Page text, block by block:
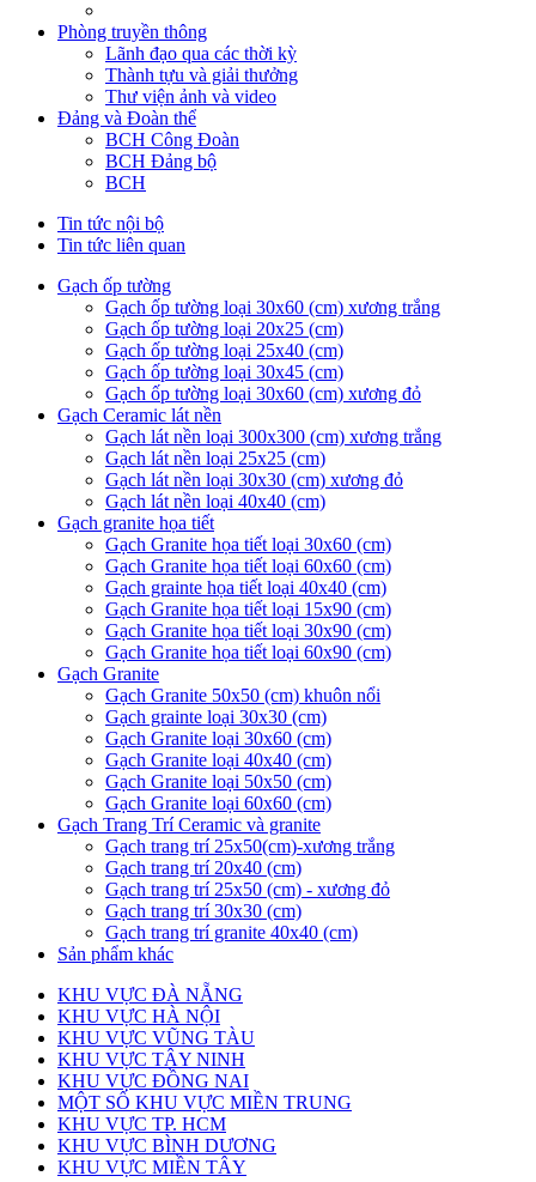
Phòng truyền thông
Lãnh đạo qua các thời kỳ
Thành tựu và giải thưởng
Thư viện ảnh và video
Đảng và Đoàn thể
BCH Công Đoàn
BCH Đảng bộ
BCH
Tin tức nội bộ
Tin tức liên quan
Gạch ốp tường
Gạch ốp tường loại 30x60 (cm) xương trắng
Gạch ốp tường loại 20x25 (cm)
Gạch ốp tường loại 25x40 (cm)
Gạch ốp tường loại 30x45 (cm)
Gạch ốp tường loại 30x60 (cm) xương đỏ
Gạch Ceramic lát nền
Gạch lát nền loại 300x300 (cm) xương trắng
Gạch lát nền loại 25x25 (cm)
Gạch lát nền loại 30x30 (cm) xương đỏ
Gạch lát nền loại 40x40 (cm)
Gạch granite họa tiết
Gạch Granite họa tiết loại 30x60 (cm)
Gạch Granite họa tiết loại 60x60 (cm)
Gạch grainte họa tiết loại 40x40 (cm)
Gạch Granite họa tiết loại 15x90 (cm)
Gạch Granite họa tiết loại 30x90 (cm)
Gạch Granite họa tiết loại 60x90 (cm)
Gạch Granite
Gạch Granite 50x50 (cm) khuôn nổi
Gạch grainte loại 30x30 (cm)
Gạch Granite loại 30x60 (cm)
Gạch Granite loại 40x40 (cm)
Gạch Granite loại 50x50 (cm)
Gạch Granite loại 60x60 (cm)
Gạch Trang Trí Ceramic và granite
Gạch trang trí 25x50(cm)-xương trắng
Gạch trang trí 20x40 (cm)
Gạch trang trí 25x50 (cm) - xương đỏ
Gạch trang trí 30x30 (cm)
Gạch trang trí granite 40x40 (cm)
Sản phẩm khác
KHU VỰC ĐÀ NẴNG
KHU VỰC HÀ NỘI
KHU VỰC VŨNG TÀU
KHU VỰC TÂY NINH
KHU VỰC ĐỒNG NAI
MỘT SỐ KHU VỰC MIỀN TRUNG
KHU VỰC TP. HCM
KHU VỰC BÌNH DƯƠNG
KHU VỰC MIỀN TÂY